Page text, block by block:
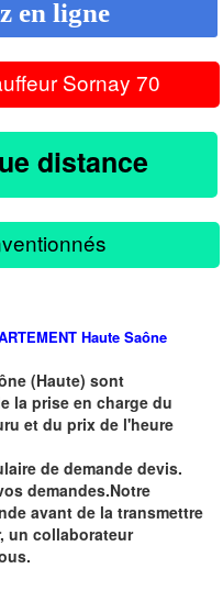
en ligne
Sornay 70
distance
Haute Saône
(Haute) sont
la prise en charge du
et du prix de l'heure
de demande devis.
demandes.Notre
avant de la transmettre
un collaborateur